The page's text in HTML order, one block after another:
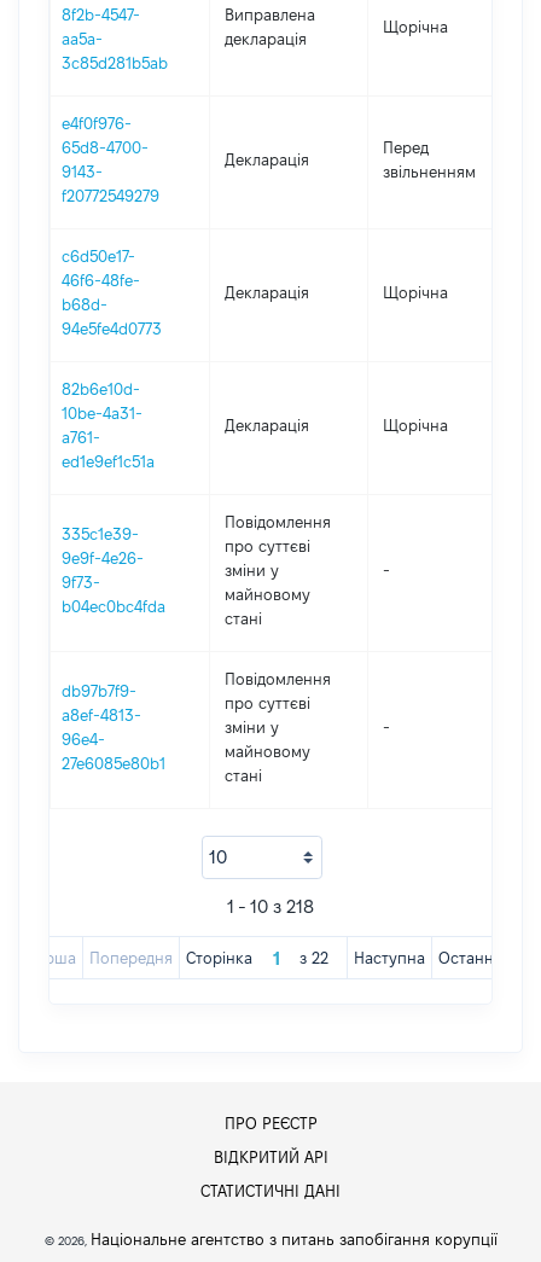
8f2b-4547-
aa5a-
3c85d281b5ab
Виправлена
декларація
Щорічна
e4f0f976-
65d8-4700-
9143-
f20772549279
Декларація
Перед
звільненням
c6d50e17-
46f6-48fe-
b68d-
94e5fe4d0773
Декларація Щорічна
82b6e10d-
10be-4a31-
a761-
ed1e9ef1c51a
Декларація Щорічна
335c1e39-
9e9f-4e26-
9f73-
b04ec0bc4fda
Повідомлення
про суттєві
зміни y
майновому
стані
-
db97b7f9-
a8ef-4813-
96e4-
27e6085e80b1
Повідомлення
про суттєві
зміни y
майновому
стані
-
1 - 10 з 218
Перша Попередня Сторінка з 22 Наступна Остання
ПРО РЕЄСТР
ВІДКРИТИЙ АРІ
СТАТИСТИЧНІ ДАНІ
© 2026, Національне агентство з питань запобігання корупції